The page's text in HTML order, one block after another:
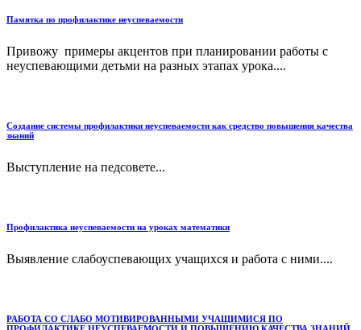
Памятка по профилактике неуспеваемости
Привожу примеры акцентов при планировании работы с
неуспевающими детьми на разных этапах урока....
Создание системы профилактики неуспеваемости как средство повышения качества
знаний
Выступление на педсовете...
Профилактика неуспеваемости на уроках математики
Выявление слабоуспевающих учащихся и работа с ними....
РАБОТА СО СЛАБО МОТИВИРОВАННЫМИ УЧАЩИМИСЯ ПО